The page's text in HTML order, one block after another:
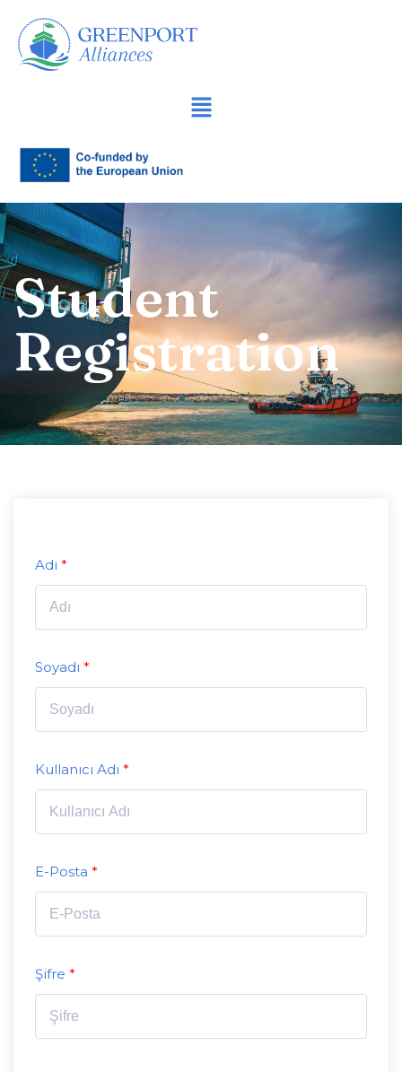
İçeriğe
geç
Student
Registration
Adı
Soyadı
Kullanıcı Adı
E-Posta
Şifre